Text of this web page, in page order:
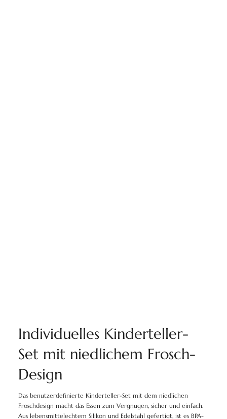
Individuelles Kinderteller-
Set mit niedlichem Frosch-
Design
Das benutzerdefinierte Kinderteller-Set mit dem niedlichen
Froschdesign macht das Essen zum Vergnügen, sicher und einfach.
Aus lebensmittelechtem Silikon und Edelstahl gefertigt, ist es BPA-